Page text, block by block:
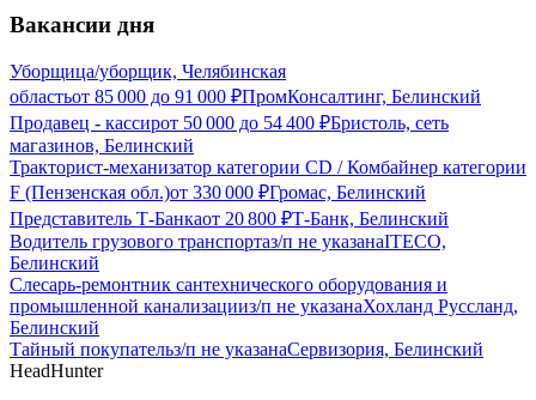
Вакансии дня
Уборщица/уборщик, Челябинская
областьот 85 000 до 91 000 ₽ПромКонсалтинг, Белинский
Продавец - кассирот 50 000 до 54 400 ₽Бристоль, сеть
магазинов, Белинский
Тракторист-механизатор категории CD / Комбайнер категории
F (Пензенская обл.)от 330 000 ₽Громас, Белинский
Представитель Т-Банкаот 20 800 ₽Т-Банк, Белинский
Водитель грузового транспортаз/п не указанаITECO,
Белинский
Слесарь-ремонтник сантехнического оборудования и
промышленной канализацииз/п не указанаХохланд Руссланд,
Белинский
Тайный покупательз/п не указанаСервизория, Белинский
HeadHunter